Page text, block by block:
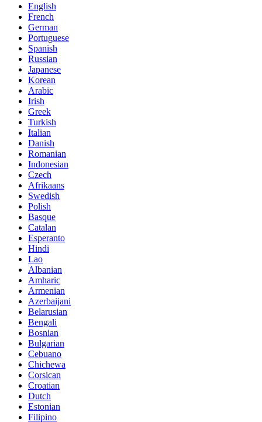
English
French
German
Portuguese
Spanish
Russian
Japanese
Korean
Arabic
Irish
Greek
Turkish
Italian
Danish
Romanian
Indonesian
Czech
Afrikaans
Swedish
Polish
Basque
Catalan
Esperanto
Hindi
Lao
Albanian
Amharic
Armenian
Azerbaijani
Belarusian
Bengali
Bosnian
Bulgarian
Cebuano
Chichewa
Corsican
Croatian
Dutch
Estonian
Filipino